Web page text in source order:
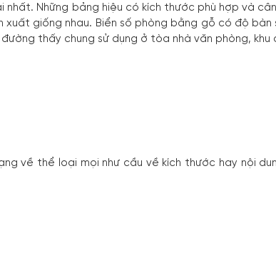
Những bảng hiệu có kích thước phù hợp và
xuất giống nhau. Biển số phòng bằng gỗ có độ
thấy chung sử dụng ở tòa nhà văn phòng, khu
về thể loại mọi như cầu về kích thước hay nội